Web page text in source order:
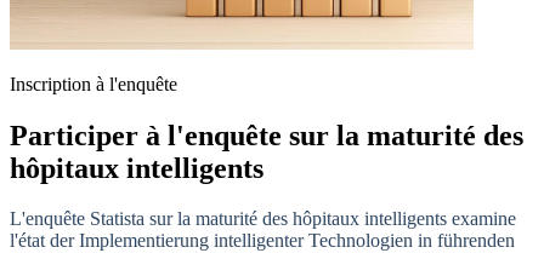
Inscription à l'enquête
Participer à l'enquête sur la maturité des
hôpitaux intelligents
L'enquête Statista sur la maturité des hôpitaux intelligents examine
l'état der Implementierung intelligenter Technologien in führenden